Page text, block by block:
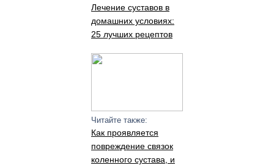
Лечение суставов в
домашних условиях:
25 лучших рецептов
Читайте также:
Как проявляется
повреждение связок
коленного сустава, и